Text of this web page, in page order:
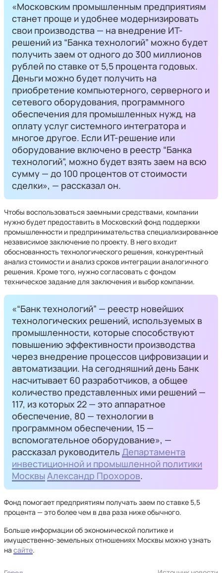
«Московским промышленным предприятиям
станет проще и удобнее модернизировать
свои производства — на внедрение ИТ-
решений из “Банка технологий” можно будет
получить заем от одного до 300 миллионов
рублей по ставке от 5,5 процента годовых.
Деньги можно будет получить на
приобретение компьютерного, серверного и
сетевого оборудования, программного
обеспечения для промышленных нужд, на
оплату услуг системного интегратора и
многое другое. Если ИТ-решение или
оборудование включено в реестр “Банка
технологий”, можно будет взять заем на всю
сумму — до 100 процентов от стоимости
сделки», — рассказал он.
Чтобы воспользоваться заемными средствами, компании
нужно будет предоставить в Московский фонд поддержки
промышленности и предпринимательства специализированное
независимое заключение по проекту. В него входит
обоснованность технологического решения, конкурентный
анализ стоимости и анализ сроков интеграции аналогичного
решения. Кроме того, нужно согласовать с фондом
техническое задание для заключения и выбор компании.
«“Банк технологий” — реестр новейших
технологических решений, используемых в
промышленности, которые способствуют
повышению эффективности производства
через внедрение процессов цифровизации и
автоматизации. На сегодняшний день Банк
насчитывает 60 разработчиков, а общее
количество представленных ими решений —
117, из которых 22 — это аппаратное
обеспечение, 80 — технологии в
программном обеспечении, 15 —
вспомогательное оборудование», —
рассказал руководитель Департамента
инвестиционной и промышленной политики
МосквыАлександр Прохоров.
Фонд помогает предприятиям получать заем по ставке 5,5
процента — это более чем в два раза ниже обычного.
Больше информации об экономической политике и
имущественно-земельных отношениях Москвы можно узнать
на сайте.